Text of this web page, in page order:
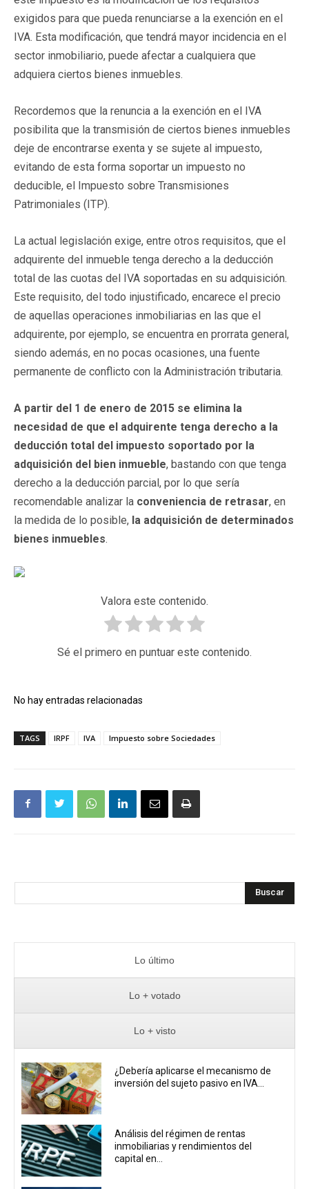
exigidos para que pueda renunciarse a la exención en el
IVA. Esta modificación, que tendrá mayor incidencia en el
sector inmobiliario, puede afectar a cualquiera que
adquiera ciertos bienes inmuebles.
Recordemos que la renuncia a la exención en el IVA
posibilita que la transmisión de ciertos bienes inmuebles
deje de encontrarse exenta y se sujete al impuesto,
evitando de esta forma soportar un impuesto no
deducible, el Impuesto sobre Transmisiones
Patrimoniales (ITP).
La actual legislación exige, entre otros requisitos, que el
adquirente del inmueble tenga derecho a la deducción
total de las cuotas del IVA soportadas en su adquisición.
Este requisito, del todo injustificado, encarece el precio
de aquellas operaciones inmobiliarias en las que el
adquirente, por ejemplo, se encuentra en prorrata general,
siendo además, en no pocas ocasiones, una fuente
permanente de conflicto con la Administración tributaria.
A partir del 1 de enero de 2015 se elimina la
necesidad de que el adquirente tenga derecho a la
deducción total del impuesto soportado por la
adquisición del bien inmueble, bastando con que tenga
derecho a la deducción parcial, por lo que sería
recomendable analizar la conveniencia de retrasar, en
la medida de lo posible, la adquisición de determinados
bienes inmuebles.
Valora este contenido.
Sé el primero en puntuar este contenido.
No hay entradas relacionadas
TAGS IRPF IVA Impuesto sobre Sociedades
Buscar
Lo último
Lo + votado
Lo + visto
¿Debería aplicarse el mecanismo de
inversión del sujeto pasivo en IVA...
Análisis del régimen de rentas
inmobiliarias y rendimientos del
capital en...